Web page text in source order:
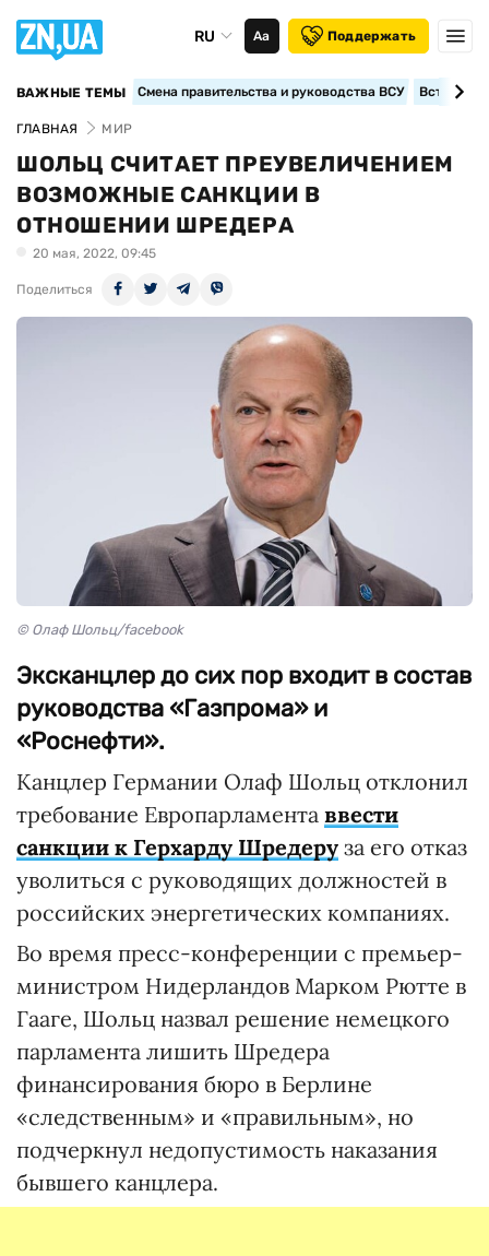
RU Аа Поддержать
ВАЖНЫЕ ТЕМЫ Смена правительства и руководства ВСУ
ГЛАВНАЯ МИР
ШОЛЬЦ СЧИТАЕТ ПРЕУВЕЛИЧЕНИЕМ
ВОЗМОЖНЫЕ САНКЦИИ В
ОТНОШЕНИИ ШРЕДЕРА
20 мая, 2022, 09:45
Поделиться
© Олаф Шольц/facebook
Эксканцлер до сих пор входит в состав
руководства «Газпрома» и
«Роснефти».
Канцлер Германии Олаф Шольц отклонил
требование Европарламента ввести
санкции к Герхарду Шредеру за его отказ
уволиться с руководящих должностей в
российских энергетических компаниях.
Во время пресс-конференции с премьер-
министром Нидерландов Марком Рютте в
Гааге, Шольц назвал решение немецкого
парламента лишить Шредера
финансирования бюро в Берлине
«следственным» и «правильным», но
подчеркнул недопустимость наказания
бывшего канцлера.